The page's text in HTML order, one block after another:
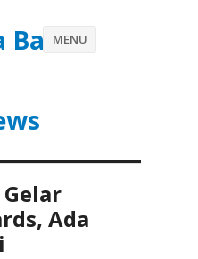
Batu
MENU
Ada